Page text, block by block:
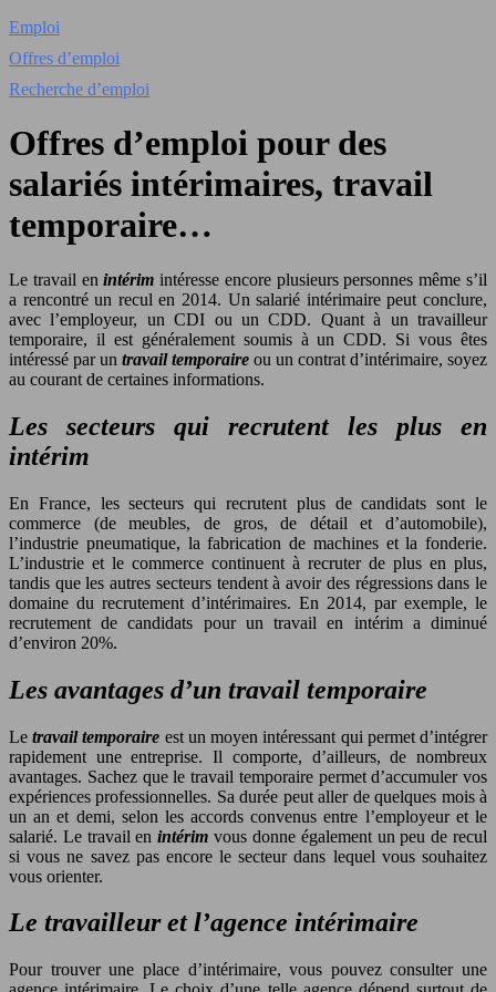
Emploi
Offres d’emploi
Recherche d’emploi
Offres d’emploi pour des
salariés intérimaires, travail
temporaire…
Le travail enintérim intéresse encore plusieurs personnes même s’il
a rencontré un recul en 2014. Un salarié intérimaire peut conclure,
avec l’employeur, un CDI ou un CDD. Quant à un travailleur
temporaire, il est généralement soumis à un CDD. Si vous êtes
intéressé par un travail temporaire ou un contrat d’intérimaire, soyez
au courant de certaines informations.
Les secteurs qui recrutent les plus en
intérim
En France, les secteurs qui recrutent plus de candidats sont le
commerce (de meubles, de gros, de détail et d’automobile),
l’industrie pneumatique, la fabrication de machines et la fonderie.
L’industrie et le commerce continuent à recruter de plus en plus,
tandis que les autres secteurs tendent à avoir des régressions dans le
domaine du recrutement d’intérimaires. En 2014, par exemple, le
recrutement de candidats pour un travail en intérim a diminué
d’environ 20%.
Les avantages d’un travail temporaire
Letravail temporaire est un moyen intéressant qui permet d’intégrer
rapidement une entreprise. Il comporte, d’ailleurs, de nombreux
avantages. Sachez que le travail temporaire permet d’accumuler vos
expériences professionnelles. Sa durée peut aller de quelques mois à
un an et demi, selon les accords convenus entre l’employeur et le
salarié. Le travail enintérim vous donne également un peu de recul
si vous ne savez pas encore le secteur dans lequel vous souhaitez
vous orienter.
Le travailleur et l’agence intérimaire
Pour trouver une place d’intérimaire, vous pouvez consulter une